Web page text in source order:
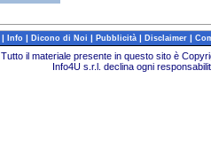
| Info | Dicono di Noi | Pubblicità | Disclaimer |
Tutto il materiale presente in questo sito è
Info4U s.r.l. declina ogni